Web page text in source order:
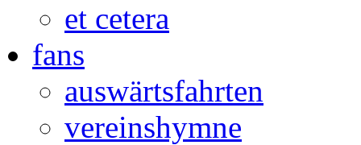
et cetera
fans
auswärtsfahrten
vereinshymne